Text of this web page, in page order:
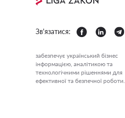
Зв'язатися:
забезпечує український бізнес
інформацією, аналітикою та
технологічними рішеннями для
ефективної та безпечної роботи.